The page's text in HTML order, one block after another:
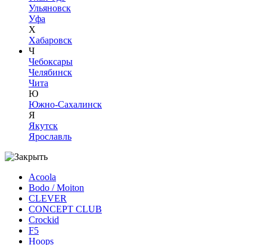
Ульяновск
Уфа
Х
Хабаровск
Ч
Чебоксары
Челябинск
Чита
Ю
Южно-Сахалинск
Я
Якутск
Ярославль
Acoola
Bodo / Moiton
CLEVER
CONCEPT CLUB
Crockid
F5
Hoops